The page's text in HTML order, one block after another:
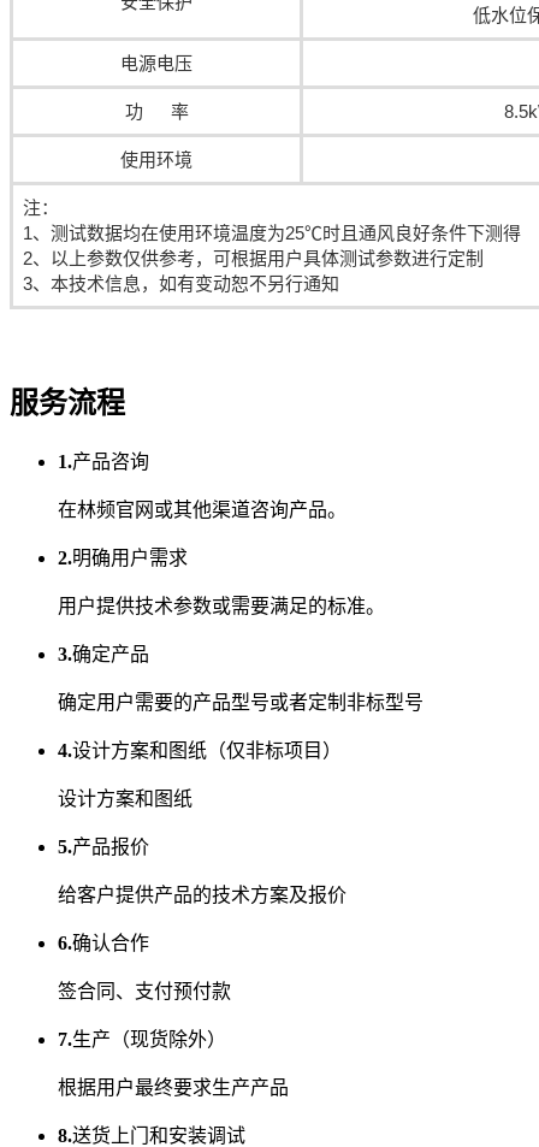
低水位
电源电压
功 率
使用环境
注：
1、测试数据均在使用环境温度为25℃时且通风良好条件下测得
2、以上参数仅供参考，可根据用户具体测试参数进行定制
3、本技术信息，如有变动恕不另行通知
服务流程
1.产品咨询
在林频官网或其他渠道咨询产品。
2.明确用户需求
用户提供技术参数或需要满足的标准。
3.确定产品
确定用户需要的产品型号或者定制非标型号
4.设计方案和图纸（仅非标项目）
设计方案和图纸
5.产品报价
给客户提供产品的技术方案及报价
6.确认合作
签合同、支付预付款
7.生产（现货除外）
根据用户最终要求生产产品
8.送货上门和安装调试